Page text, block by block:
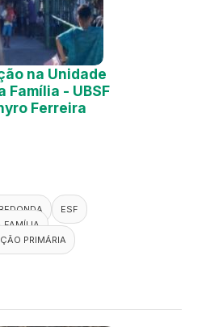
na Unidade
Família - UBSF
Ferreira
ESF
FAMÍLIA
PRIMÁRIA